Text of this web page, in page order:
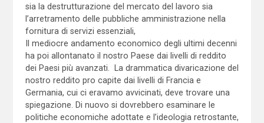
sia la destrutturazione del mercato del lavoro sia
l’arretramento delle pubbliche amministrazione nella
fornitura di servizi essenziali,
Il mediocre andamento economico degli ultimi decenni
ha poi allontanato il nostro Paese dai livelli di reddito
dei Paesi più avanzati. La drammatica divaricazione del
nostro reddito pro capite dai livelli di Francia e
Germania, cui ci eravamo avvicinati, deve trovare una
spiegazione. Di nuovo si dovrebbero esaminare le
politiche economiche adottate e l’ideologia retrostante,